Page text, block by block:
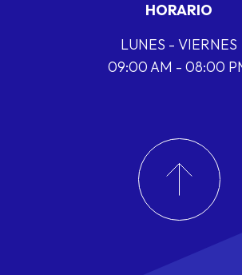
HORARIO
LUNES - VIERNES
09:00 AM - 08:00